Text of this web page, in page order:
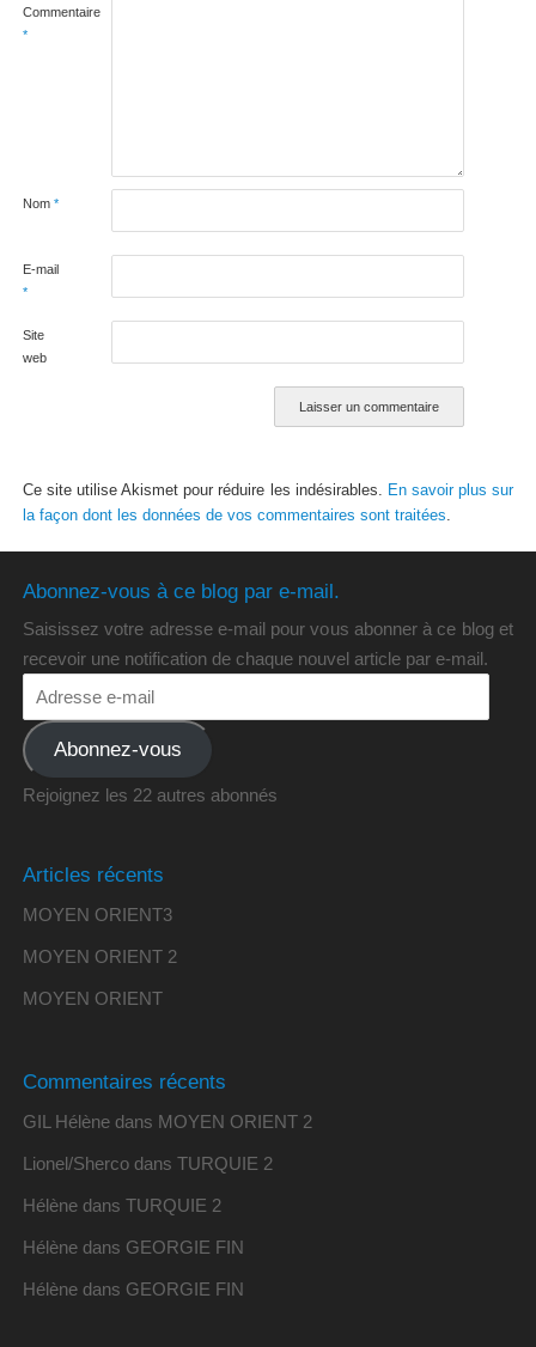
Commentaire
*
Nom *
E-mail
*
Site
web
Ce site utilise Akismet pour réduire les indésirables. En savoir plus sur
la façon dont les données de vos commentaires sont traitées.
Abonnez-vous à ce blog par e-mail.
Saisissez votre adresse e-mail pour vous abonner à ce blog et
recevoir une notification de chaque nouvel article par e-mail.
Abonnez-vous
Rejoignez les 22 autres abonnés
Articles récents
MOYEN ORIENT3
MOYEN ORIENT 2
MOYEN ORIENT
Commentaires récents
GIL Hélènedans MOYEN ORIENT 2
Lionel/Shercodans TURQUIE 2
Hélènedans TURQUIE 2
Hélènedans GEORGIE FIN
Hélènedans GEORGIE FIN